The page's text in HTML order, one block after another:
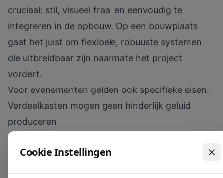
cruciaal: stil, visueel fraai en eenvoudig te
integreren in de opbouw. Op een bouwplaats
gaat het juist om flexibele, robuuste systemen
die uitbreidbaar zijn naarmate het project
vordert.
Voor evenementen gelden ook specifieke eisen:
Verdeelkasten mogen geen hinderlijk geluid
produceren
Kabels moeten vlot te leggen en te verbergen
zijnCookie Instellingen